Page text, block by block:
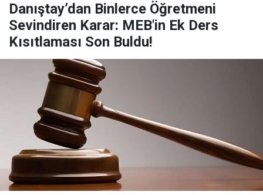
Danıştay’dan Binlerce Öğretmeni
Sevindiren Karar: MEB'in Ek Ders
Kısıtlaması Son Buldu!